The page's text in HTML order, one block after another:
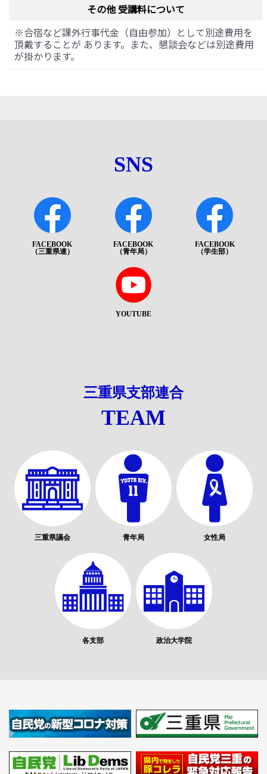
その他 受講料について
※合宿など課外行事代金（自由参加）として別途費用を
頂戴することが あります。また、懇談会などは別途費用
が掛かります。
SNS
FACEBOOK
（三重県連）
FACEBOOK
（青年局）
FACEBOOK
（学生部）
YOUTUBE
三重県支部連合
TEAM
三重県議会 青年局 女性局
各支部 政治大学院